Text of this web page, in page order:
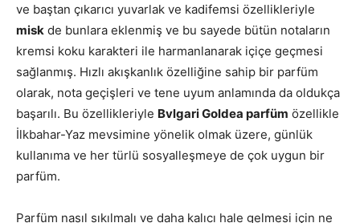
ve baştan çıkarıcı yuvarlak ve kadifemsi özellikleriyle
misk de bunlara eklenmiş ve bu sayede bütün notaların
kremsi koku karakteri ile harmanlanarak içiçe geçmesi
sağlanmış. Hızlı akışkanlık özelliğine sahip bir parfüm
olarak, nota geçişleri ve tene uyum anlamında da oldukça
başarılı. Bu özellikleriyle Bvlgari Goldea parfüm özellikle
İlkbahar-Yaz mevsimine yönelik olmak üzere, günlük
kullanıma ve her türlü sosyalleşmeye de çok uygun bir
parfüm.
Parfüm nasıl sıkılmalı ve daha kalıcı hale gelmesi için ne